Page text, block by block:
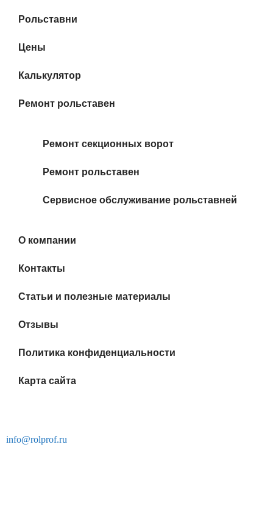
Рольставни
Цены
Калькулятор
Ремонт рольставен
Ремонт секционных ворот
Ремонт рольставен
Сервисное обслуживание рольставней
О компании
Контакты
Статьи и полезные материалы
Отзывы
Политика конфиденциальности
Карта сайта
info@rolprof.ru